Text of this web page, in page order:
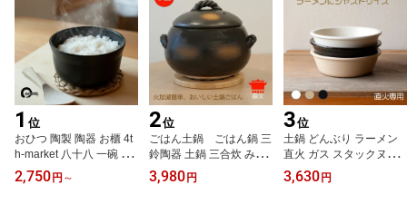
1 位
おひつ 陶製 陶器 お櫃 4t
h-market 八十八 一碗 日
本製 萬古焼 電子レンジ
対応 ご飯保存容器 一人
2,750 円 ～
2位
ごはん土鍋 ごはん鍋 三
鈴陶器 土鍋 三合炊 みす
ず ごはん鍋 3合 ご飯土鍋
3合炊き みすずのごはん
3,980 円
3位
土鍋 どんぶり ラーメン
直火 ガス スタックヌー
ドル ラーメン鍋 一人用
鍋料理 レンジ そのまま
3,630 円